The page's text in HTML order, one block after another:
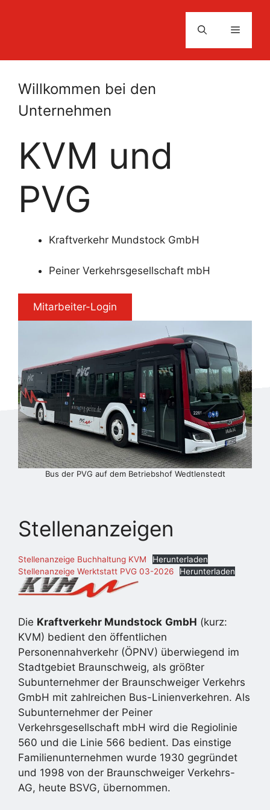
Menü
Willkommen bei den
Unternehmen
KVM und
PVG
Kraftverkehr Mundstock GmbH
Peiner Verkehrsgesellschaft mbH
Mitarbeiter-Login
Bus der PVG auf dem Betriebshof Wedtlenstedt
Stellenanzeigen
Stellenanzeige Buchhaltung KVM
Herunterladen
Stellenanzeige Werktstatt PVG 03-2026
Herunterladen
Die Kraftverkehr Mundstock GmbH (kurz:
KVM) bedient den öffentlichen
Personennahverkehr (ÖPNV) überwiegend im
Stadtgebiet Braunschweig, als größter
Subunternehmer der Braunschweiger Verkehrs
GmbH mit zahlreichen Bus-Linienverkehren. Als
Subunternehmer der Peiner
Verkehrsgesellschaft mbH wird die Regiolinie
560 und die Linie 566 bedient. Das einstige
Familienunternehmen wurde 1930 gegründet
und 1998 von der Braunschweiger Verkehrs-
AG, heute BSVG, übernommen.